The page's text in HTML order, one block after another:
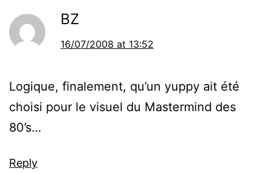
BZ
16/07/2008 at 13:52
Logique, finalement, qu’un yuppy ait été
choisi pour le visuel du Mastermind des
80’s…
Reply